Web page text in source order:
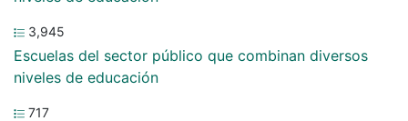
3,945
Escuelas del sector público que combinan diversos
niveles de educación
717